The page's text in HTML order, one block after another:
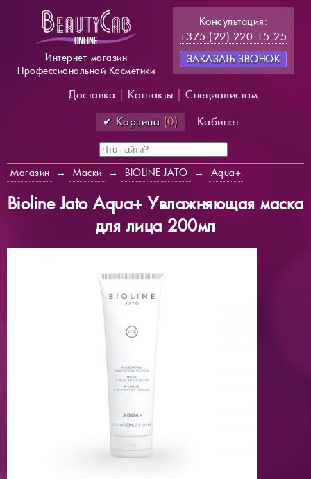
Интернет-магазин
Профессиональной Косметики
Консультация:
+375 (29) 220-15-25
ЗАКАЗАТЬ ЗВОНОК
Доставка Контакты
Специалистам
✔ Корзина (0) Кабинет
Магазин → Маски → BIOLINE JATO → Aqua+
Bioline Jato Aqua+ Увлажняющая маска
для лица 200мл